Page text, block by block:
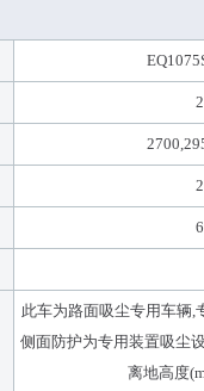
2
2
6
此车为路面吸尘专用车辆,
侧面防护为专用装置吸尘
离地高度